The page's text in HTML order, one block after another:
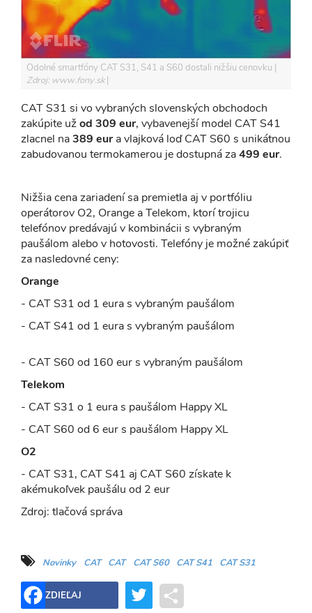
Odolné smartfóny CAT S31, S41 a S60 dostali nižšiu cenovku
Zdroj: www.fony.sk
CAT S31 si vo vybraných slovenských obchodoch
zakúpite užod 309 eur, vybavenejší model CAT S41
zlacnel na389 eura vlajková loď CAT S60 s unikátnou
zabudovanou termokamerou je dostupná za499 eur.
Nižšia cena zariadení sa premietla aj v portfóliu
operátorov O2, Orange a Telekom, ktorí trojicu
telefónov predávajú v kombinácii s vybraným
paušálom alebo v hotovosti. Telefóny je možné zakúpiť
za nasledovné ceny:
Orange
- CAT S31 od 1 eura s vybraným paušálom
- CAT S41 od 1 eura s vybraným paušálom
- CAT S60 od 160 eur s vybraným paušálom
Telekom
- CAT S31 o 1 eura s paušálom Happy XL
- CAT S60 od 6 eur s paušálom Happy XL
O2
- CAT S31, CAT S41 aj CAT S60 získate k
akémukoľvek paušálu od 2 eur
Zdroj: tlačová správa
Novinky CAT CAT CAT S60 CAT S41 CAT S31
ZDIEĽAJ Twitter